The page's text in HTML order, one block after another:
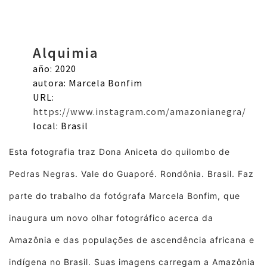
Alquimia
año: 2020
autora: Marcela Bonfim
URL:
https://www.instagram.com/amazonianegra/
local: Brasil
Esta fotografia traz Dona Aniceta do quilombo de
Pedras Negras. Vale do Guaporé. Rondônia. Brasil. Faz
parte do trabalho da fotógrafa Marcela Bonfim, que
inaugura um novo olhar fotográfico acerca da
Amazônia e das populações de ascendência africana e
indígena no Brasil. Suas imagens carregam a Amazônia